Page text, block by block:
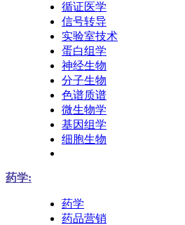
循证医学
信号转导
实验室技术
蛋白组学
神经生物
分子生物
色谱质谱
微生物学
基因组学
细胞生物
药学:
药学
药品营销